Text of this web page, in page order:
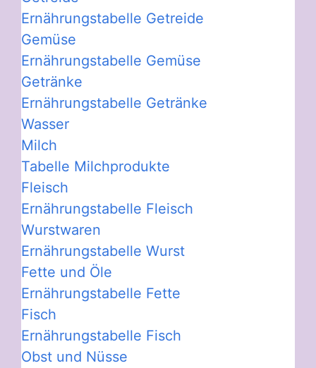
Ernährungstabelle Getreide
Gemüse
Ernährungstabelle Gemüse
Getränke
Ernährungstabelle Getränke
Wasser
Milch
Tabelle Milchprodukte
Fleisch
Ernährungstabelle Fleisch
Wurstwaren
Ernährungstabelle Wurst
Fette und Öle
Ernährungstabelle Fette
Fisch
Ernährungstabelle Fisch
Obst und Nüsse